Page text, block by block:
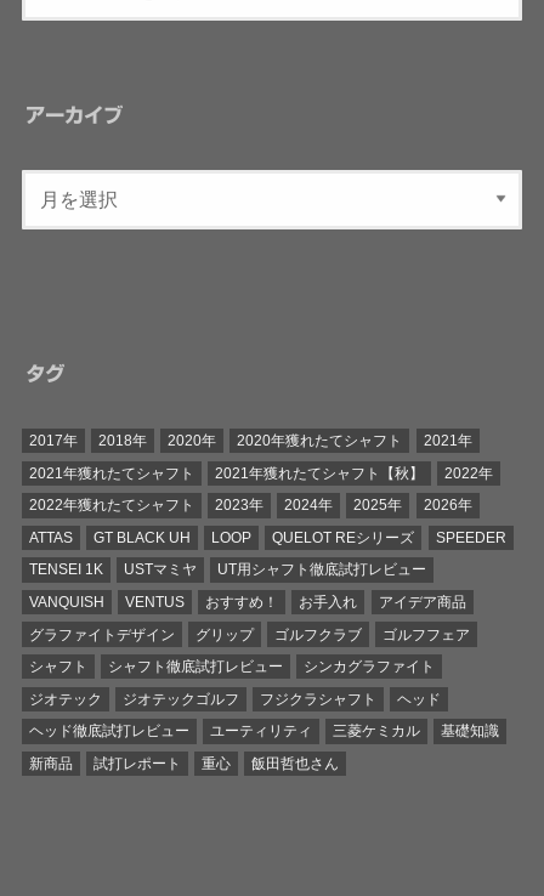
アーカイブ
タグ
2017年 2018年 2020年 2020年獲れたてシャフト
2021年
2021年獲れたてシャフト
2021年獲れたてシャフト【秋】
2022年
2022年獲れたてシャフト
2023年 2024年 2025年
2026年
ATTAS
GT BLACK UH LOOP QUELOT REシリーズ
SPEEDER
TENSEI 1K
USTマミヤ
UT用シャフト徹底試打レビュー
VANQUISH
VENTUS おすすめ！ お手入れ
アイデア商品
グラファイトデザイン
グリップ ゴルフクラブ
ゴルフフェア
シャフト
シャフト徹底試打レビュー
シンカグラファイト
ジオテック
ジオテックゴルフ フジクラシャフト
ヘッド
ヘッド徹底試打レビュー
ユーティリティ 三菱ケミカル
基礎知識
新商品
試打レポート 重心 飯田哲也さん